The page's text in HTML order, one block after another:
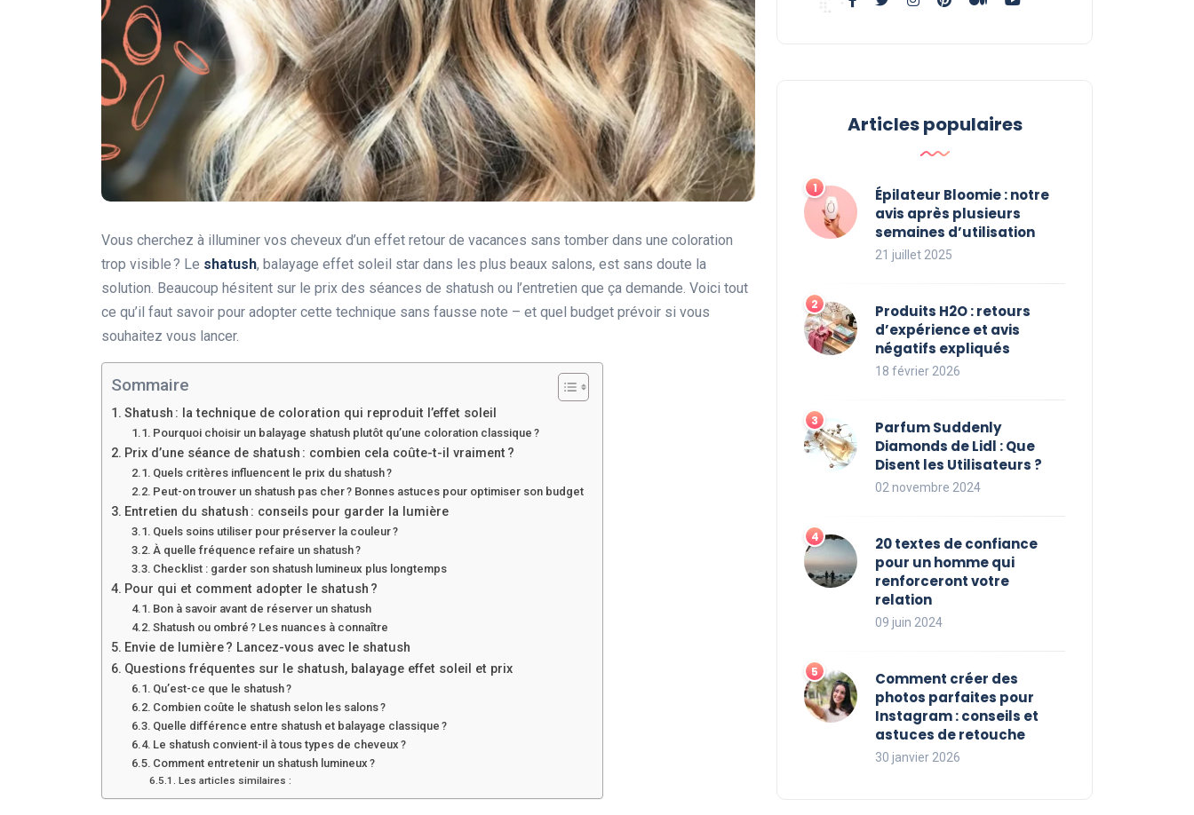
Vous cherchez à illuminer vos cheveux d’un effet retour de vacances sans tomber dans une coloration
trop visible ? Le shatush, balayage effet soleil star dans les plus beaux salons, est sans doute la
solution. Beaucoup hésitent sur le prix des séances de shatush ou l’entretien que ça demande. Voici tout
ce qu’il faut savoir pour adopter cette technique sans fausse note – et quel budget prévoir si vous
souhaitez vous lancer.
Sommaire
Shatush : la technique de coloration qui reproduit l’effet soleil
Pourquoi choisir un balayage shatush plutôt qu’une coloration classique ?
Prix d’une séance de shatush : combien cela coûte-t-il vraiment ?
Quels critères influencent le prix du shatush ?
Peut-on trouver un shatush pas cher ? Bonnes astuces pour optimiser son budget
Entretien du shatush : conseils pour garder la lumière
Quels soins utiliser pour préserver la couleur ?
À quelle fréquence refaire un shatush ?
Checklist : garder son shatush lumineux plus longtemps
Pour qui et comment adopter le shatush ?
Bon à savoir avant de réserver un shatush
Shatush ou ombré ? Les nuances à connaître
Envie de lumière ? Lancez-vous avec le shatush
Questions fréquentes sur le shatush, balayage effet soleil et prix
Qu’est-ce que le shatush ?
Combien coûte le shatush selon les salons ?
Quelle différence entre shatush et balayage classique ?
Le shatush convient-il à tous types de cheveux ?
Comment entretenir un shatush lumineux ?
Les articles similaires :
Articles populaires
Épilateur Bloomie : notre
avis après plusieurs
semaines d’utilisation
21 juillet 2025
Produits H2O : retours
d’expérience et avis
négatifs expliqués
18 février 2026
Parfum Suddenly
Diamonds de Lidl : Que
Disent les Utilisateurs ?
02 novembre 2024
20 textes de confiance
pour un homme qui
renforceront votre
relation
09 juin 2024
Comment créer des
photos parfaites pour
Instagram : conseils et
astuces de retouche
30 janvier 2026